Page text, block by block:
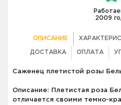
2009
ОПИСАНИЕ
ДОСТАВКА ОПЛАТА
Саженец плетистой розы
Описание: Плетистая роза
отличается своими темно-